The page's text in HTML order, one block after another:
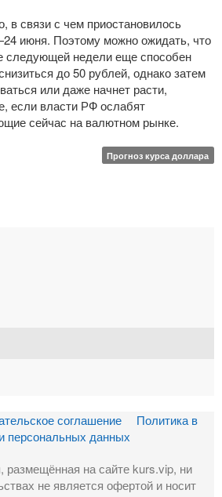
в связи с чем приостановилось
июня. Поэтому можно ожидать, что
следующей недели еще способен
до 50 рублей, однако затем
или даже начнет расти,
если власти РФ ослабят
сейчас на валютном рынке.
Прогноз курса доллара
соглашение
Политика в
персональных данных
на сайте kurs.vip, ни
не является офертой и носит